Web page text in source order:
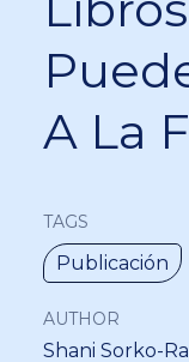
A La
TAGS
Publicación
AUTHOR
Shani Sorko-